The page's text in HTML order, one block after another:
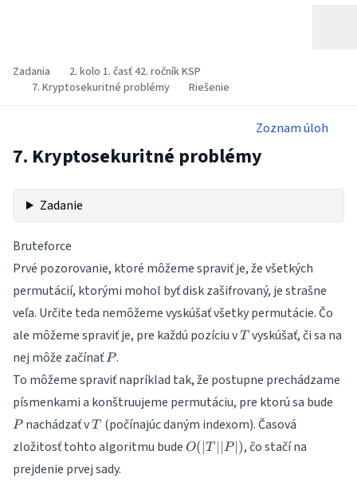
Zadania
2. kolo 1. časť 42. ročník KSP
7. Kryptosekuritné problémy
Riešenie
Zoznam úloh
7. Kryptosekuritné problémy
Zadanie
Bruteforce
Prvé pozorovanie, ktoré môžeme spraviť je, že všetkých
permutácií, ktorými mohol byť disk zašifrovaný, je strašne
veľa. Určite teda nemôžeme vyskúšať všetky permutácie. Čo
ale môžeme spraviť je, pre každú pozíciu vT
T vyskúšať, či sa na
nej môže začínať P
P.
To môžeme spraviť napríklad tak, že postupne prechádzame
písmenkami a konštruujeme permutáciu, pre ktorú sa bude
P nachádzať vT
T (počínajúc daným indexom). Časová
zložitosť tohto algoritmu bude O(|T|
|P|)
O( ∣T P ), čo stačí na
prejdenie prvej sady.